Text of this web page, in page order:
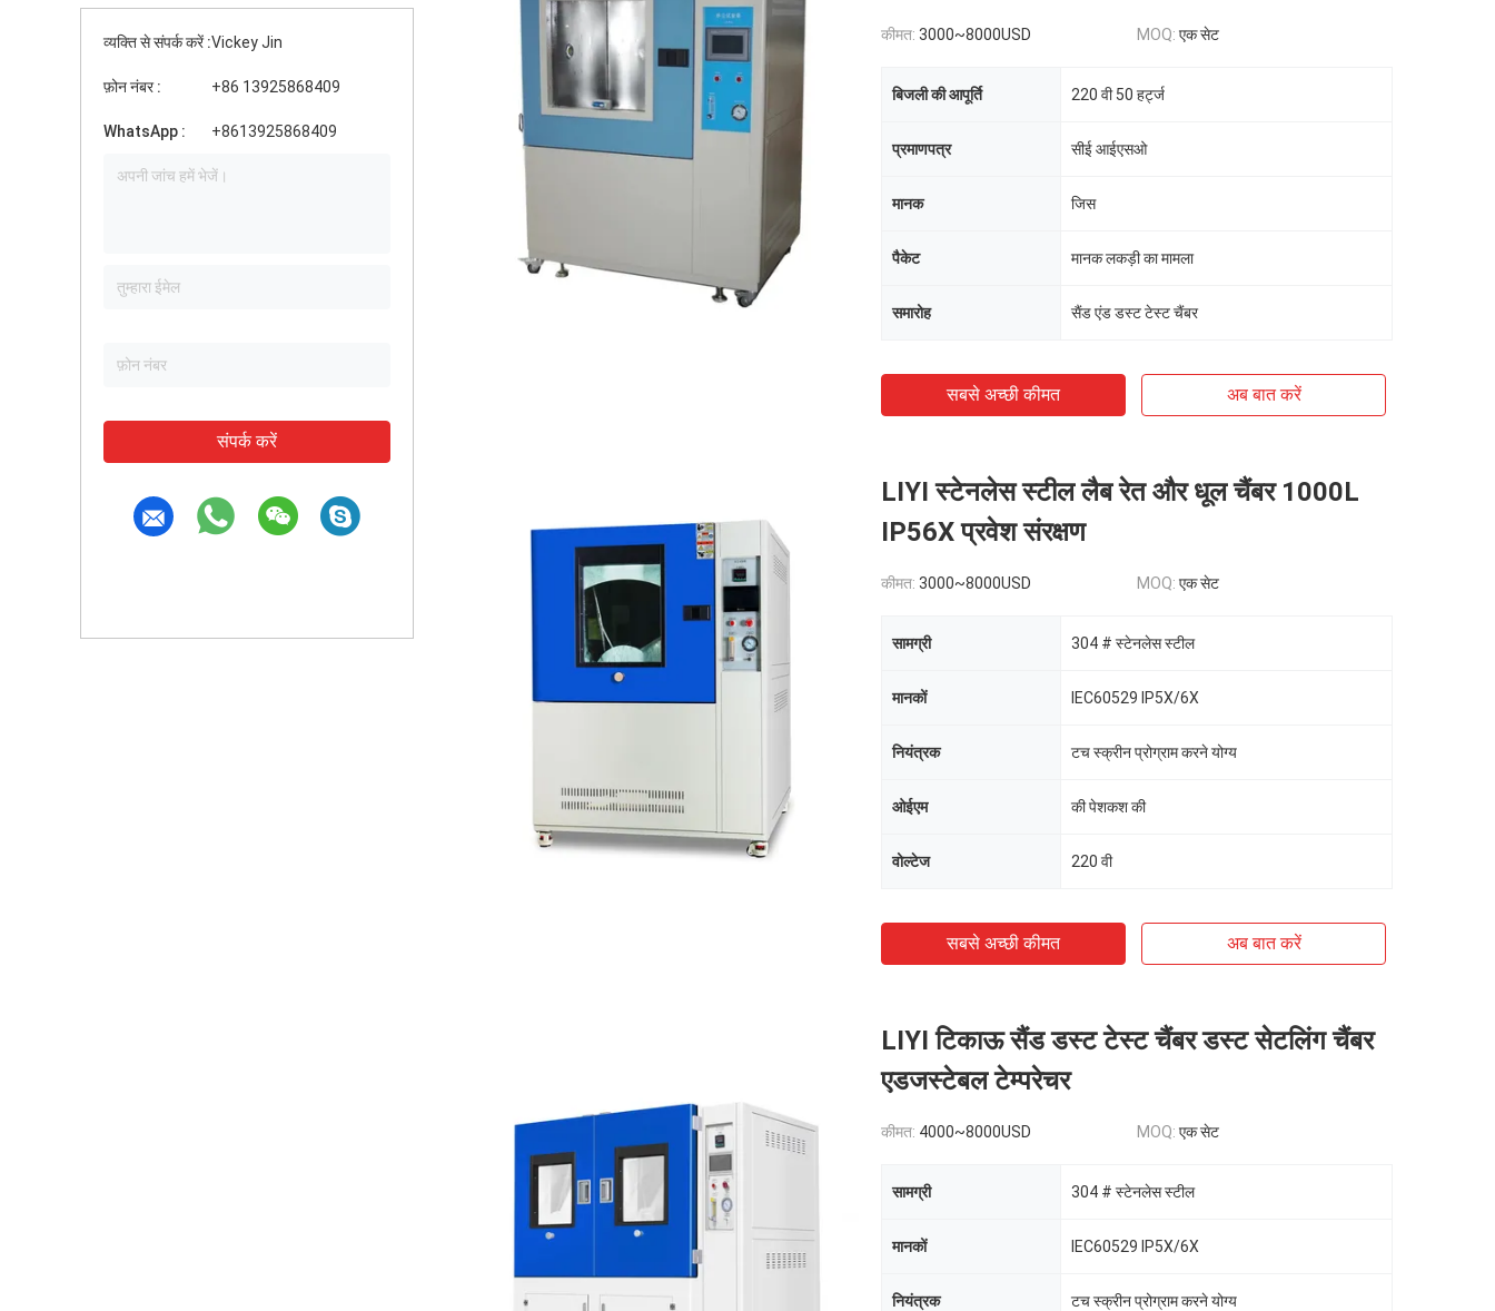
व्यक्ति से संपर्क करें :Vickey Jin
फ़ोन नंबर : +86 13925868409
WhatsApp : +8613925868409
संपर्क करें
कीमत: 3000~8000USD MOQ: एक सेट
बिजली की आपूर्ति 220 वी 50 हर्ट्ज
प्रमाणपत्र सीई आईएसओ
मानक जिस
पैकेट मानक लकड़ी का मामला
समारोह सैंड एंड डस्ट टेस्ट चैंबर
सबसे अच्छी कीमत अब बात करें
LIYI स्टेनलेस स्टील लैब रेत और धूल चैंबर 1000L
IP56X प्रवेश संरक्षण
कीमत: 3000~8000USD MOQ: एक सेट
सामग्री 304 # स्टेनलेस स्टील
मानकों IEC60529 IP5X/6X
नियंत्रक टच स्क्रीन प्रोग्राम करने योग्य
ओईएम की पेशकश की
वोल्टेज 220 वी
सबसे अच्छी कीमत अब बात करें
LIYI टिकाऊ सैंड डस्ट टेस्ट चैंबर डस्ट सेटलिंग चैंबर
एडजस्टेबल टेम्परेचर
कीमत: 4000~8000USD MOQ: एक सेट
सामग्री 304 # स्टेनलेस स्टील
मानकों IEC60529 IP5X/6X
नियंत्रक टच स्क्रीन प्रोग्राम करने योग्य